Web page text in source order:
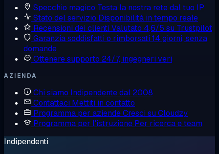
Specchio magico Testa la nostra rete dal tuo IP
Stato del servizio Disponibilità in tempo reale
Recensioni dei clienti Valutato 4,6/5 su Trustpilot
Garanzia soddisfatti o rimborsati 14 giorni, senza
domande
Ottenere supporto 24/7, ingegneri veri
AZIENDA
Chi siamo Indipendente dal 2008
Contattaci Mettiti in contatto
Programma per aziendeCresci su Cloudzy
Programma per l'istruzione Per ricerca e team
Indipendenti